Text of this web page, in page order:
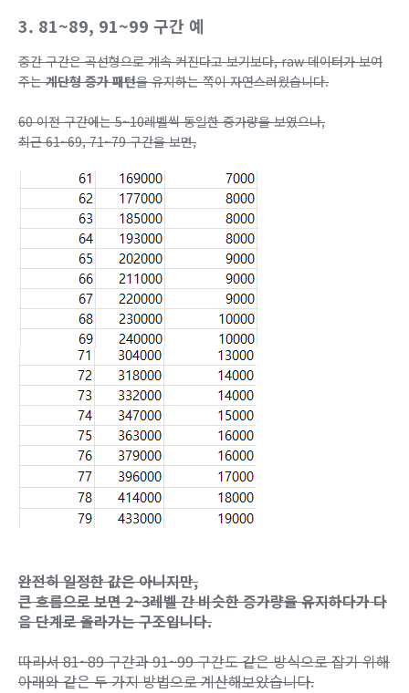
3. 81~89, 91~99 구간 예
중간 구간은 곡선형으로 계속 커진다고 보기보다, raw 데이터가 보여
주는계단형 증가 패턴을 유지하는 쪽이 자연스러웠습니다.
60 이전 구간에는 5~10레벨씩 동일한 증가량을 보였으나,
최근 61~69, 71~79 구간을 보면,
완전히 일정한 값은 아니지만,
큰 흐름으로 보면 2~3레벨 간 비슷한 증가량을 유지하다가 다
음 단계로 올라가는 구조입니다.
따라서 81~89 구간과 91~99 구간도 같은 방식으로 잡기 위해
아래와 같은 두 가지 방법으로 계산해보았습니다.